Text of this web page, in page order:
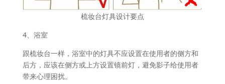
梳妆台灯具设计要点
4、浴室
跟梳妆台一样，浴室中的灯具不应设置在使用者的侧方和
后方，应该在侧方或上方设置镜前灯，避免影子给使用者
带来心理困扰。